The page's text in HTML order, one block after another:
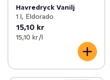
Havredryck Vanilj
1 l, Eldorado
15,10 kr
15,10 kr /l